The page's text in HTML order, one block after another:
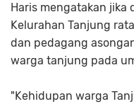
Haris mengatakan jika
Kelurahan Tanjung
dan pedagang
warga tanjung pada
"Kehidupan warga